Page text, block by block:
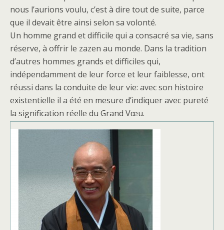
nous l’aurions voulu, c’est à dire tout de suite, parce
que il devait être ainsi selon sa volonté.
Un homme grand et difficile qui a consacré sa vie, sans
réserve, à offrir le zazen au monde. Dans la tradition
d’autres hommes grands et difficiles qui,
indépendamment de leur force et leur faiblesse, ont
réussi dans la conduite de leur vie: avec son histoire
existentielle il a été en mesure d’indiquer avec pureté
la signification réelle du Grand Vœu.